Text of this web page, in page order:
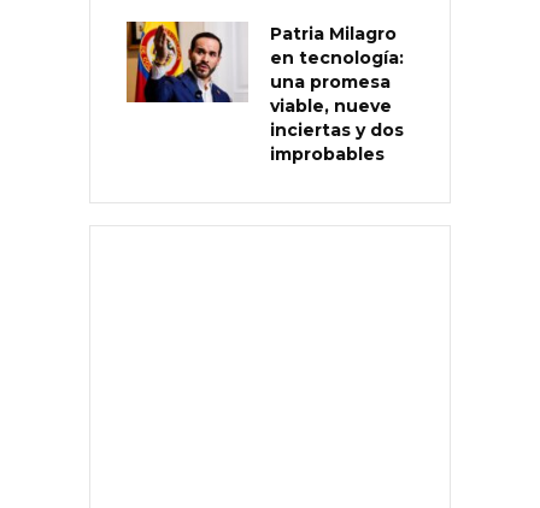
Patria Milagro
en tecnología:
una promesa
viable, nueve
inciertas y dos
improbables